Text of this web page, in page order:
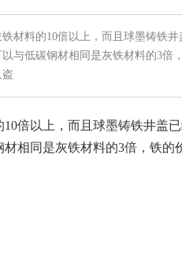
材料的10倍以上，而且球墨铸铁
与低碳钢材相同是灰铁材料的3倍
倍以上，而且球墨铸铁井盖
相同是灰铁材料的3倍，铁的